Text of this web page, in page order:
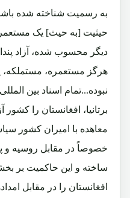
به رسمیت شناخته شده
حیثیت [به حیث] یک
دیگر محسوب شده، آزاد
هرگز مستعمره، مستملکه،
نبوده...تمام اسناد بین
برتانیا، افغانستان را کشور
معاهده با امیران کشور
خصوصاً در مقابل روسیه
ساخته و این حاکمیت بر
افغانستان را در مقابل